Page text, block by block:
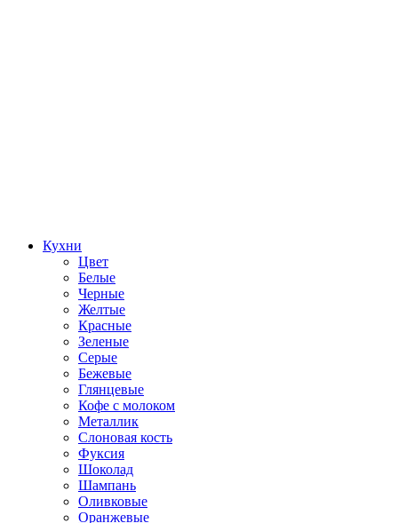
Кухни
Цвет
Белые
Черные
Желтые
Красные
Зеленые
Серые
Бежевые
Глянцевые
Кофе с молоком
Металлик
Слоновая кость
Фуксия
Шоколад
Шампань
Оливковые
Оранжевые